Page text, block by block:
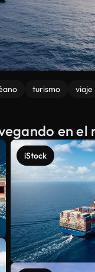
turismo viaje
en
iStock